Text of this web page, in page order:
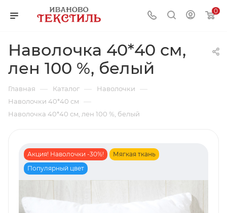
0
Наволочка 40*40 см,
лен 100 %, белый
Главная — Каталог — Наволочки —
Наволочки 40*40 см —
Наволочка 40*40 см, лен 100 %, белый
Акция! Наволочки -30%!
Мягкая ткань
Популярный цвет